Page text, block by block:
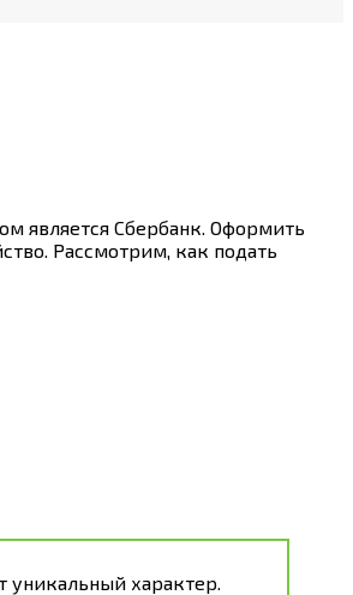
является Сбербанк. Оформить
Рассмотрим, как подать
уникальный характер.